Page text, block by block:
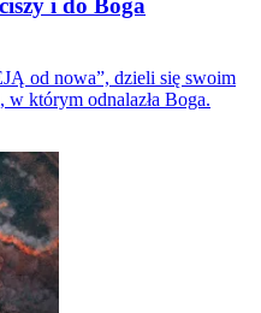
i do Boga
od nowa”, dzieli się swoim
w którym odnalazła Boga.